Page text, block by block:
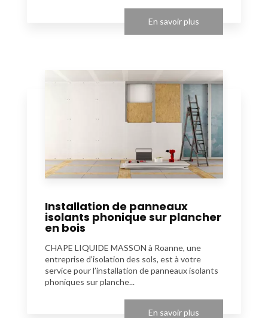
En savoir plus
Installation de panneaux
isolants phonique sur plancher
en bois
CHAPE LIQUIDE MASSON à Roanne, une
entreprise d’isolation des sols, est à votre
service pour l’installation de panneaux isolants
phoniques sur planche...
En savoir plus